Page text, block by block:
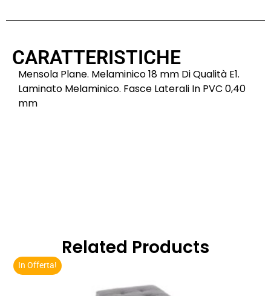
CARATTERISTICHE
Mensola Plane. Melaminico 18 mm Di Qualità E1.
Laminato Melaminico. Fasce Laterali In PVC 0,40
mm
Related Products
In Offerta!